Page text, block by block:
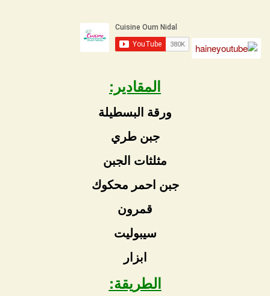
المقادير:
ورقة البسطيلة
جبن طري
مثلثات الجبن
جبن احمر محكوك
قمرون
سيبوليت
ابزار
الطريقة: